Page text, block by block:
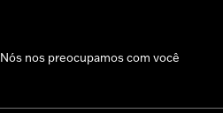
Nós nos preocupamos com você